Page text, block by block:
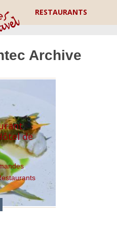
RESTAURANTS
Archive
de
,